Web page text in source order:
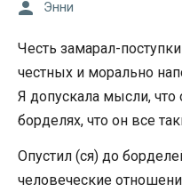
Энни
Честь замарал-
честных и морально
Я допускала мысли,
борделях, что он все
Опустил (ся) до
человеческие